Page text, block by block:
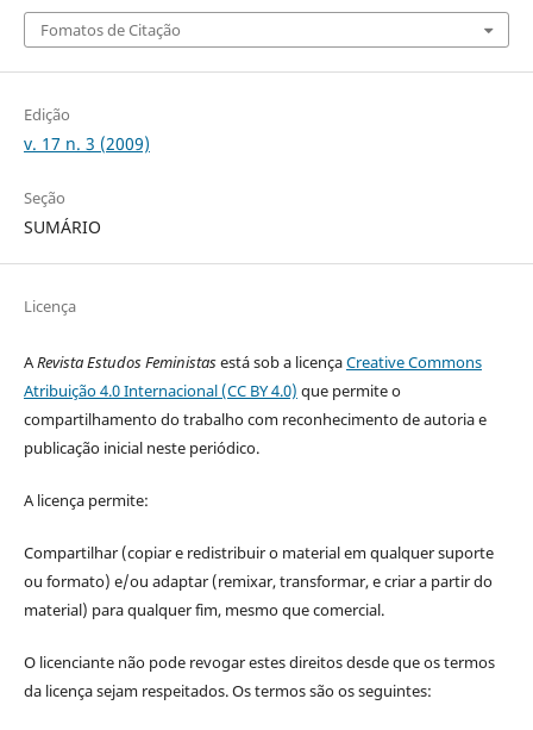
Fomatos de Citação
Edição
v. 17 n. 3 (2009)
Seção
SUMÁRIO
Licença
ARevista Estudos Feministasestá sob a licençaCreative Commons
Atribuição 4.0 Internacional (CC BY 4.0) que permite o
compartilhamento do trabalho com reconhecimento de autoria e
publicação inicial neste periódico.
A licença permite:
Compartilhar (copiar e redistribuir o material em qualquer suporte
ou formato) e/ou adaptar (remixar, transformar, e criar a partir do
material) para qualquer fim, mesmo que comercial.
O licenciante não pode revogar estes direitos desde que os termos
da licença sejam respeitados. Os termos são os seguintes: